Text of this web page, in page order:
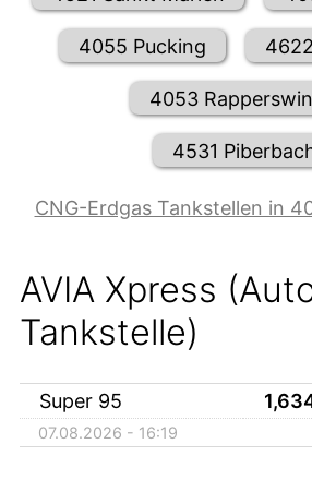
4055 Pucking
4053
4531
CNG-Erdgas Tankstellen in
AVIA Xpress
Tankstelle)
Super 95
07.08.2026 - 16:19